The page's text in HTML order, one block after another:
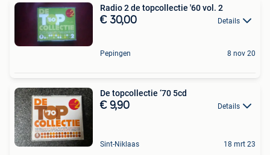
Radio 2 de topcollectie '60 vol. 2
€ 30,00 Details
Pepingen 8 nov 20
De topcollectie ‘70 5cd
€ 9,90 Details
Sint-Niklaas 18 mrt 23